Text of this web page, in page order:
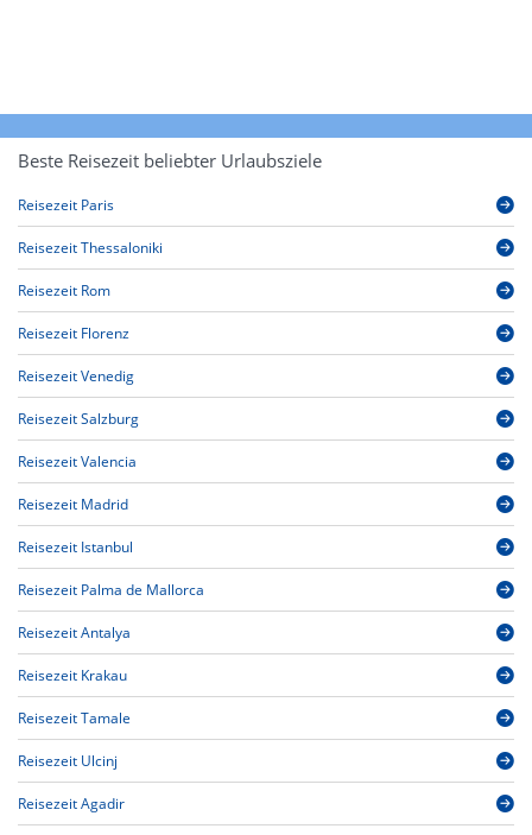
Beste Reisezeit beliebter Urlaubsziele
Reisezeit Paris
Reisezeit Thessaloniki
Reisezeit Rom
Reisezeit Florenz
Reisezeit Venedig
Reisezeit Salzburg
Reisezeit Valencia
Reisezeit Madrid
Reisezeit Istanbul
Reisezeit Palma de Mallorca
Reisezeit Antalya
Reisezeit Krakau
Reisezeit Tamale
Reisezeit Ulcinj
Reisezeit Agadir